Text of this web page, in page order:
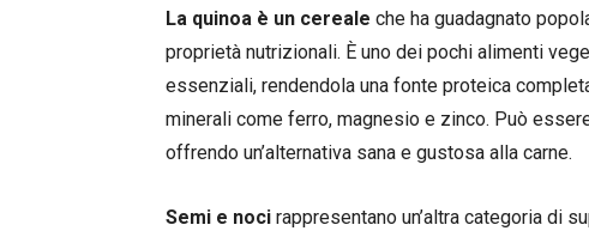
La quinoa è un cereale che ha guadagnato
proprietà nutrizionali. È uno dei pochi alimenti
essenziali, rendendola una fonte proteica
minerali come ferro, magnesio e zinco. Può
offrendo un’alternativa sana e gustosa alla carne.
Semi e noci rappresentano un’altra categoria di